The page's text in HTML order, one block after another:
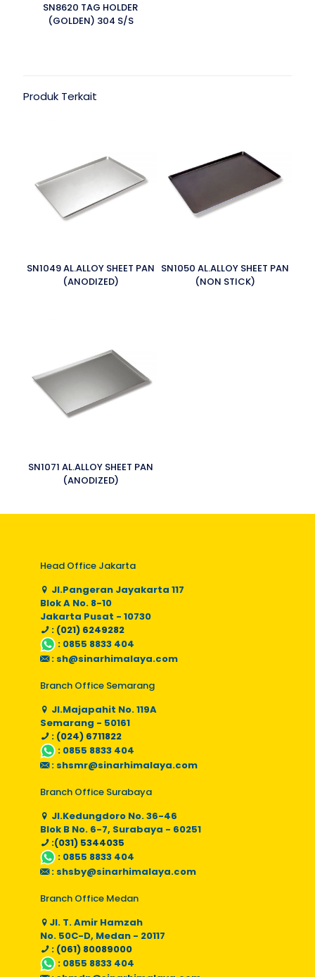
SN8620 TAG HOLDER
(GOLDEN) 304 S/S
Produk Terkait
SN1049 AL.ALLOY SHEET PAN
(ANODIZED)
SN1050 AL.ALLOY SHEET PAN
(NON STICK)
SN1071 AL.ALLOY SHEET PAN
(ANODIZED)
Head Office Jakarta
Jl.Pangeran Jayakarta 117
Blok A No. 8-10
Jakarta Pusat - 10730
: (021) 6249282
: 0855 8833 404
: sh@sinarhimalaya.com
Branch Office Semarang
Jl.Majapahit No. 119A
Semarang - 50161
: (024) 6711822
: 0855 8833 404
: shsmr@sinarhimalaya.com
Branch Office Surabaya
Jl.Kedungdoro No. 36-46
Blok B No. 6-7, Surabaya - 60251
:(031) 5344035
: 0855 8833 404
: shsby@sinarhimalaya.com
Branch Office Medan
Jl. T. Amir Hamzah
No. 50C-D, Medan - 20117
: (061) 80089000
: 0855 8833 404